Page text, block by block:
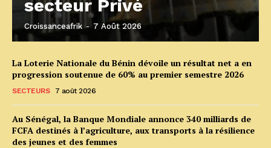
secteur Privé
Croissanceafrik - 7 Août 2026
La Loterie Nationale du Bénin dévoile un résultat net a en
progression soutenue de 60% au premier semestre 2026
SECTEURS 7 août 2026
Au Sénégal, la Banque Mondiale annonce 340 milliards de
FCFA destinés à l’agriculture, aux transports à la résilience
des jeunes et des femmes